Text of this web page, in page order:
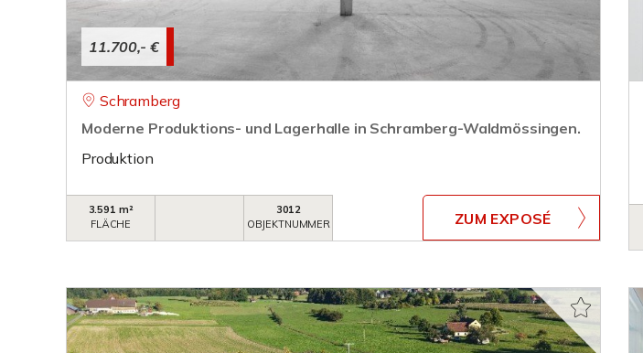
11.700,- €
Schramberg
Moderne Produktions- und Lagerhalle in Schramberg-Waldmössingen.
Produktion
3.591 m²
FLÄCHE
3012
OBJEKTNUMMER
ZUM EXPOSÉ